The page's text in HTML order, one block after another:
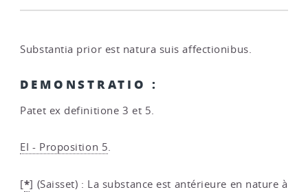
Substantia prior est natura suis affectionibus.
DEMONSTRATIO :
Patet ex definitione 3 et 5.
EI - Proposition 5.
[*] (Saisset) : La substance est antérieure en nature à